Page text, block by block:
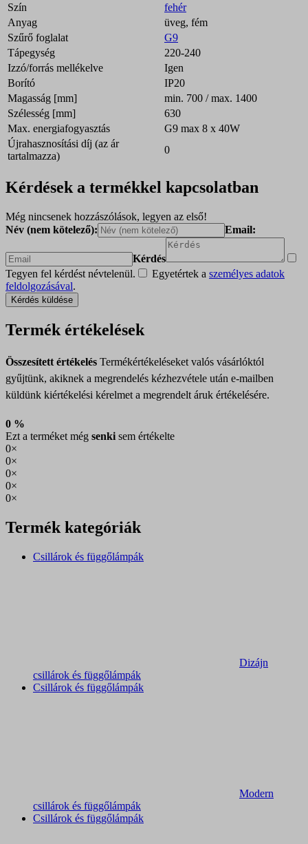
Szín
fehér
Anyag
üveg, fém
Szűrő foglalat
G9
Tápegység
220-240
Izzó/forrás mellékelve
Igen
Borító
IP20
Magasság [mm]
min. 700 / max. 1400
Szélesség [mm]
630
Max. energiafogyasztás
G9 max 8 x 40W
Újrahasznosítási díj (az ár
tartalmazza)
0
Kérdések a termékkel kapcsolatban
Még nincsenek hozzászólások, legyen az első!
Név (nem kötelező):
Email:
Kérdés
Tegyen fel kérdést névtelenül.
Egyetértek a személyes adatok
feldolgozásával.
Kérdés küldése
Termék értékelések
Összesített értékelés Termékértékeléseket valós vásárlóktól
gyűjtünk, akiknek a megrendelés kézhezvétele után e-mailben
küldünk kiértékelési kérelmet a megrendelt áruk értékelésére.
0 %
Ezt a terméket még senki sem értékelte
0×
0×
0×
0×
0×
Termék kategóriák
Csillárok és függőlámpák
Dizájn
csillárok és függőlámpák
Csillárok és függőlámpák
Modern
csillárok és függőlámpák
Csillárok és függőlámpák